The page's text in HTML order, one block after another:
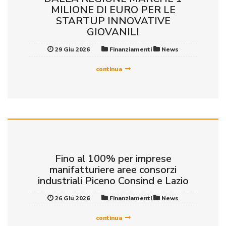
MILIONE DI EURO PER LE
STARTUP INNOVATIVE
GIOVANILI
29 Giu 2026 Finanziamenti News
continua
Fino al 100% per imprese
manifatturiere aree consorzi
industriali Piceno Consind e Lazio
26 Giu 2026 Finanziamenti News
continua